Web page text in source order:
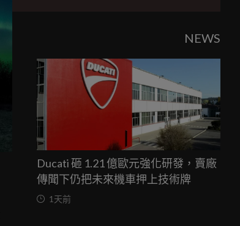
NEWS
Ducati 砸 1.21 億歐元強化研發，賣廠
傳聞下仍把未來機車押上技術牌
1天前